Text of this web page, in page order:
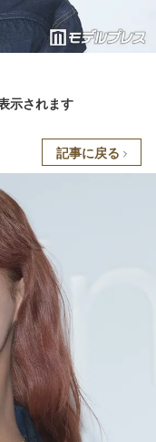
示されます
記事に戻る